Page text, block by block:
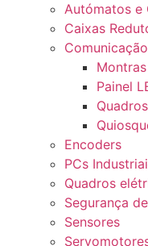
Autómatos e
Caixas
Painel
Encoders
PCs
Quadros
Segurança
Sensores